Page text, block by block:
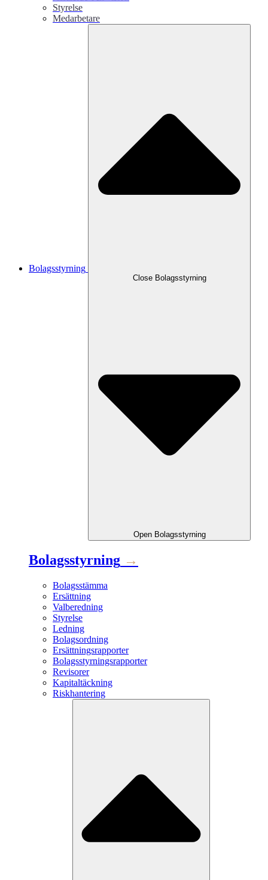
Styrelse
Medarbetare
Bolagsstyrning
Close Bolagsstyrning
Open Bolagsstyrning
Bolagsstyrning →
Bolagsstämma
Ersättning
Valberedning
Styrelse
Ledning
Bolagsordning
Ersättningsrapporter
Bolagsstyrningsrapporter
Revisorer
Kapitaltäckning
Riskhantering